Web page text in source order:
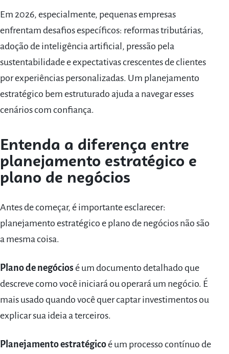
Em 2026, especialmente, pequenas empresas
enfrentam desafios específicos: reformas tributárias,
adoção de inteligência artificial, pressão pela
sustentabilidade e expectativas crescentes de clientes
por experiências personalizadas. Um planejamento
estratégico bem estruturado ajuda a navegar esses
cenários com confiança.
Entenda a diferença entre
planejamento estratégico e
plano de negócios
Antes de começar, é importante esclarecer:
planejamento estratégico e plano de negócios não são
a mesma coisa.
Plano de negócios é um documento detalhado que
descreve como você iniciará ou operará um negócio. É
mais usado quando você quer captar investimentos ou
explicar sua ideia a terceiros.
Planejamento estratégicoé um processo contínuo de